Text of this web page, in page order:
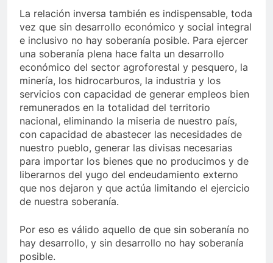
La relación inversa también es indispensable, toda
vez que sin desarrollo económico y social integral
e inclusivo no hay soberanía posible. Para ejercer
una soberanía plena hace falta un desarrollo
económico del sector agroforestal y pesquero, la
minería, los hidrocarburos, la industria y los
servicios con capacidad de generar empleos bien
remunerados en la totalidad del territorio
nacional, eliminando la miseria de nuestro país,
con capacidad de abastecer las necesidades de
nuestro pueblo, generar las divisas necesarias
para importar los bienes que no producimos y de
liberarnos del yugo del endeudamiento externo
que nos dejaron y que actúa limitando el ejercicio
de nuestra soberanía.
Por eso es válido aquello de que sin soberanía no
hay desarrollo, y sin desarrollo no hay soberanía
posible.